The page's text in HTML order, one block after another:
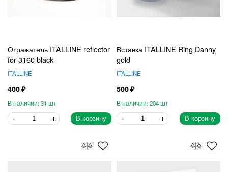
Отражатель ITALLINE reflector
for 3160 black
ITALLINE
400
31
В корзину
Вставка ITALLINE Ring Danny
gold
ITALLINE
500
204
В корзину